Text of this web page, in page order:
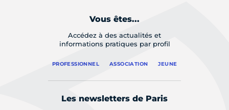
Vous êtes...
Accédez à des actualités et
informations pratiques par profil
PROFESSIONNEL ASSOCIATION JEUNE
Les newsletters de Paris